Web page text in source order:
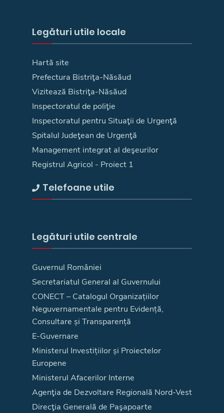
Legături utile locale
Hartă site
Prefectura Bistriţa-Năsăud
Vizitează Bistriţa-Năsăud
Inspectoratul de poliţie
Inspectoratul pentru Situaţii de Urgenţă
Spitalul Judeţean de Urgenţă
Management integrat al deşeurilor
Registrul Agricol - Proiect 1
Telefoane utile
Legături utile centrale
Guvernul României
Secretariatul General al Guvernului
CONECT – Catalogul Organizațiilor
Neguvernamentale pentru Evidență,
Consultare și Transparență
E-Guvernare
Ministerul Investițiilor și Proiectelor
Europene
Ministerul Afacerilor Interne
Agenţia de Dezvoltare Regională Nord-Vest
Direcţia Generală de Paşapoarte